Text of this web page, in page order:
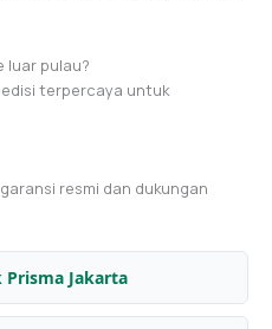
luar pulau?
terpercaya untuk
resmi dan dukungan
Prisma Jakarta